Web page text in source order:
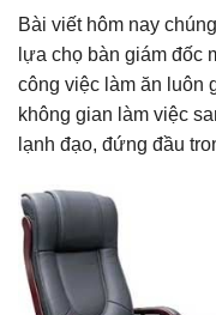
Bài viết hôm nay
lựa chọ bàn giám đốc
công việc làm ăn luôn
không gian làm việc
lạnh đạo, đứng đầu